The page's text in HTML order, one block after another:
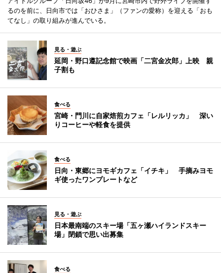
るのを前に、日向市では「おひさま」（ファンの愛称）を迎える「おも
てなし」の取り組みが進んでいる。
見る・遊ぶ
延岡・野口遵記念館で映画「二宮金次郎」上映 親
子割も
食べる
宮崎・門川に自家焙煎カフェ「レルリッカ」 深い
りコーヒーや軽食を提供
食べる
日向・東郷にヨモギカフェ「イチキ」 手摘みヨモ
ギ使ったワンプレートなど
見る・遊ぶ
日本最南端のスキー場「五ヶ瀬ハイランドスキー
場」閉鎖で思い出募集
食べる